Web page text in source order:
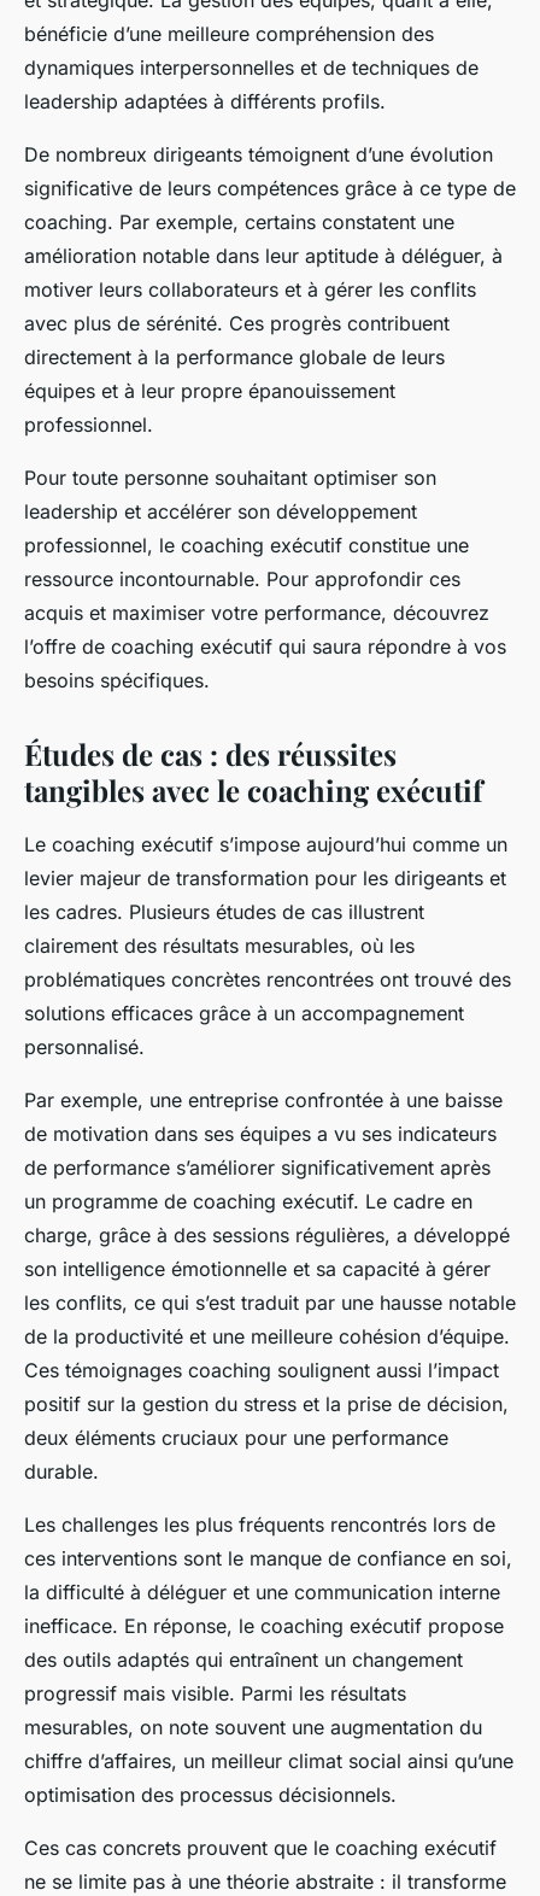
bénéficie d’une meilleure compréhension des
dynamiques interpersonnelles et de techniques de
leadership adaptées à différents profils.
De nombreux dirigeants témoignent d’une évolution
significative de leurs compétences grâce à ce type de
coaching. Par exemple, certains constatent une
amélioration notable dans leur aptitude à déléguer, à
motiver leurs collaborateurs et à gérer les conflits
avec plus de sérénité. Ces progrès contribuent
directement à la performance globale de leurs
équipes et à leur propre épanouissement
professionnel.
Pour toute personne souhaitant optimiser son
leadership et accélérer son développement
professionnel, le coaching exécutif constitue une
ressource incontournable. Pour approfondir ces
acquis et maximiser votre performance, découvrez
l’offre de coaching exécutif qui saura répondre à vos
besoins spécifiques.
Études de cas : des réussites
tangibles avec le coaching exécutif
Le coaching exécutif s’impose aujourd’hui comme un
levier majeur de transformation pour les dirigeants et
les cadres. Plusieurs études de cas illustrent
clairement des résultats mesurables, où les
problématiques concrètes rencontrées ont trouvé des
solutions efficaces grâce à un accompagnement
personnalisé.
Par exemple, une entreprise confrontée à une baisse
de motivation dans ses équipes a vu ses indicateurs
de performance s’améliorer significativement après
un programme de coaching exécutif. Le cadre en
charge, grâce à des sessions régulières, a développé
son intelligence émotionnelle et sa capacité à gérer
les conflits, ce qui s’est traduit par une hausse notable
de la productivité et une meilleure cohésion d’équipe.
Ces témoignages coaching soulignent aussi l’impact
positif sur la gestion du stress et la prise de décision,
deux éléments cruciaux pour une performance
durable.
Les challenges les plus fréquents rencontrés lors de
ces interventions sont le manque de confiance en soi,
la difficulté à déléguer et une communication interne
inefficace. En réponse, le coaching exécutif propose
des outils adaptés qui entraînent un changement
progressif mais visible. Parmi les résultats
mesurables, on note souvent une augmentation du
chiffre d’affaires, un meilleur climat social ainsi qu’une
optimisation des processus décisionnels.
Ces cas concrets prouvent que le coaching exécutif
ne se limite pas à une théorie abstraite : il transforme